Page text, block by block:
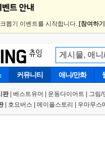
뽑기 이벤트를 시작합니다. [참여하
커뮤니티 애니/만화
판| 베스트유머 운동다이어트 | 그림/
| 호요버스 메이플스토리 우마무스